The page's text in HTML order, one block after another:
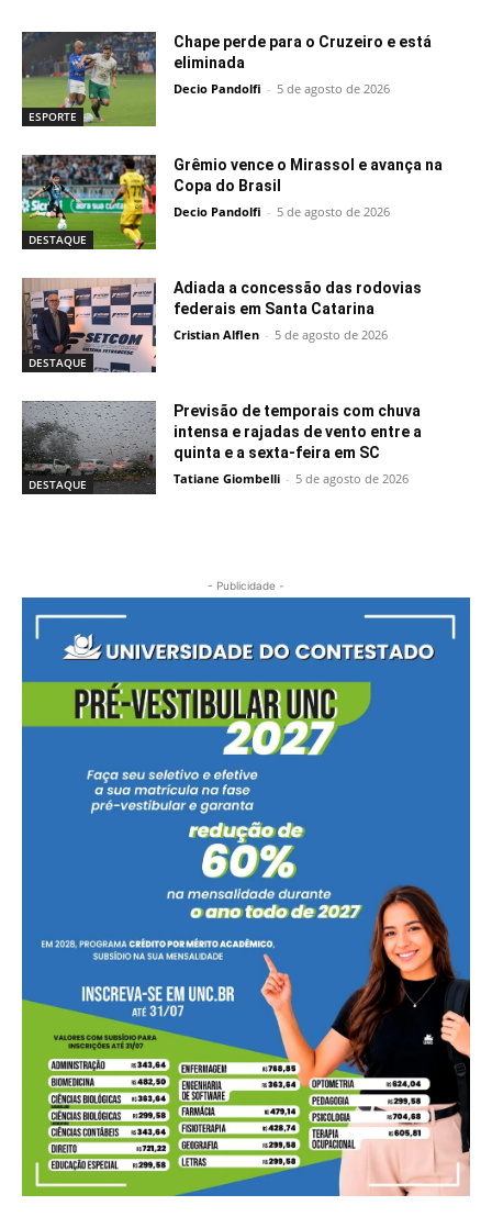
ESPORTE
Chape perde para o Cruzeiro e está
eliminada
Decio Pandolfi - 5 de agosto de 2026
DESTAQUE
Grêmio vence o Mirassol e avança na
Copa do Brasil
Decio Pandolfi - 5 de agosto de 2026
DESTAQUE
Adiada a concessão das rodovias
federais em Santa Catarina
Cristian Alflen - 5 de agosto de 2026
DESTAQUE
Previsão de temporais com chuva
intensa e rajadas de vento entre a
quinta e a sexta-feira em SC
Tatiane Giombelli - 5 de agosto de 2026
- Publicidade -